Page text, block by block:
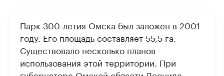
Парк 300-летия Омска был заложен в 2001
году. Его площадь составляет 55,5 га.
Существовало несколько планов
использования этой территории. При